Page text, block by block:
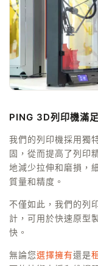
PING 3D列印機滿
我們的列印機採用獨
固，從而提高了列印
地減少拉伸和磨損，
質量和精度。
不僅如此，我們的列
計，可用於快速原型
快。
無論您選擇擁有還是